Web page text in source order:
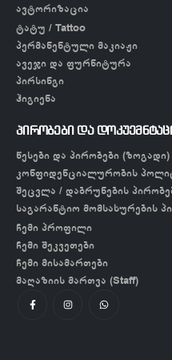
ავტორიზაცია
ტატუ / Tattoo
პერმანენტული მაკიაჟი
ავეჯი და ფურნიტურა
პირსინგი
ჰიგიენა
პირობები და
წესები და პირობები (ზოგადი)
კონფიდენციალურობის
შეცვლა / დაბრუნების
საგარანტიო მომსახურების
ჩემი პროფილი
ჩემი შეკვეთები
ჩემი მისამართები
მაღაზიის მართვა (Staff)